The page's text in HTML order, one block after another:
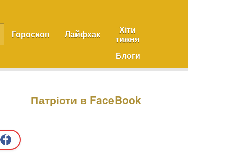
Гороскоп Лайфхак Хіти
тижня
Блоги
Патріоти в FaceBook